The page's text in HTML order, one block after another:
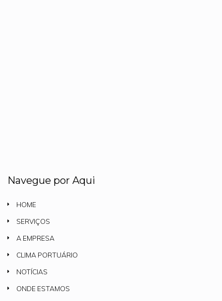
Navegue por Aqui
HOME
SERVIÇOS
A EMPRESA
CLIMA PORTUÁRIO
NOTÍCIAS
ONDE ESTAMOS